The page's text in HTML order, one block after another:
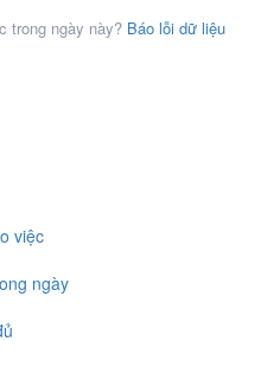
trong ngày này? Báo lỗi dữ liệu
việc
ngày